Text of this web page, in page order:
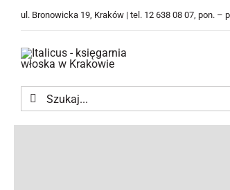
Przejdź
zawartości
ul. Bronowicka 19, Kraków | tel. 12 638 08 07, pon. –
Szukaj